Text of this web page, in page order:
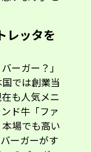
ッタを
ーガー？」
では創業当
も人気メニ
ド牛「ファ
場でも高い
ーガーがす
のバーガー